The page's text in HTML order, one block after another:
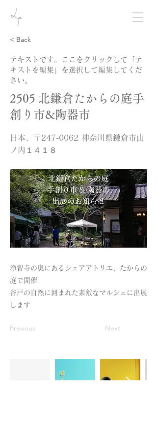
< Back
テキストです。ここをクリックして「テ
キストを編集」を選択して編集してくだ
さい。
2505 北鎌倉たからの庭手
創り市&陶器市
日本、〒247-0062 神奈川県鎌倉市山
ノ内１４１８
浄智寺の奥にあるシェアアトリエ、たからの
庭で開催
谷戸の自然に囲まれた素敵なマルシェに出展
します
Previous Next